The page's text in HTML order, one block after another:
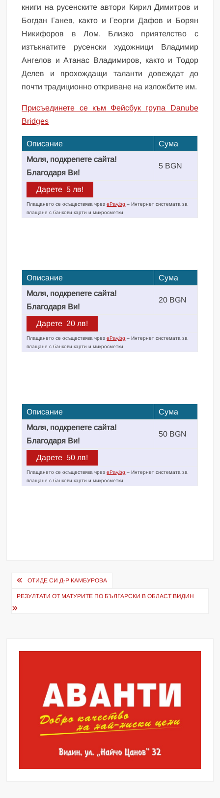
книги на русенските автори Кирил Димитров и
Богдан Ганев, както и Георги Дафов и Борян
Никифоров в Лом. Близко приятелство с
изтъкнатите русенски художници Владимир
Ангелов и Атанас Владимиров, както и Тодор
Делев и прохождащи таланти довеждат до
почти традиционно откриване на изложбите им.
Присъединете се към Фейсбук група Danube
Bridges
Описание
Сума
Моля, подкрепете сайта!
Благодаря Ви!
5 BGN
Плащането се осъществява чрезePay.bg – Интернет системата за
плащане с банкови карти и микросметки
Описание
Сума
Моля, подкрепете сайта!
Благодаря Ви!
20 BGN
Плащането се осъществява чрезePay.bg – Интернет системата за
плащане с банкови карти и микросметки
Описание
Сума
Моля, подкрепете сайта!
Благодаря Ви!
50 BGN
Плащането се осъществява чрезePay.bg – Интернет системата за
плащане с банкови карти и микросметки
Навигация
ОТИДЕ СИ Д-Р КАМБУРОВА
РЕЗУЛТАТИ ОТ МАТУРИТЕ ПО БЪЛГАРСКИ В ОБЛАСТ ВИДИН